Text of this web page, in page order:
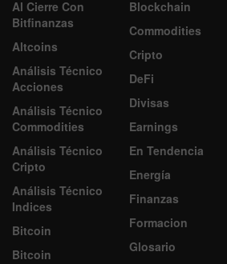
Al Cierre Con
Bitfinanzas
Altcoins
Análisis Técnico
Acciones
Análisis Técnico
Commodities
Análisis Técnico
Cripto
Análisis Técnico
Indices
Bitcoin
Bitcoin
Blockchain
Commodities
Cripto
DeFi
Divisas
Earnings
En Tendencia
Energía
Finanzas
Formacion
Glosario